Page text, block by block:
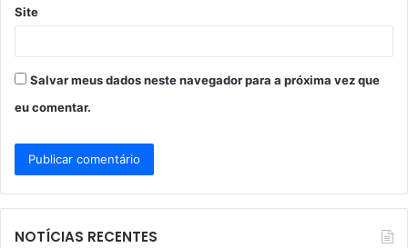
Site
Salvar meus dados neste navegador para a próxima vez que
eu comentar.
NOTÍCIAS RECENTES